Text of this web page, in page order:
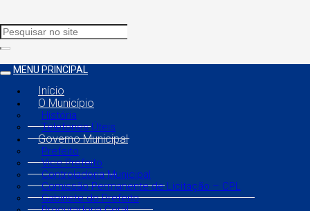
MENU PRINCIPAL
Início
O Município
História
Telefones Úteis
Governo Municipal
Prefeito
Vice Prefeito
Controladoria Municipal
Comissão Permanente de Licitação – CPL
Gabinete do Prefeito